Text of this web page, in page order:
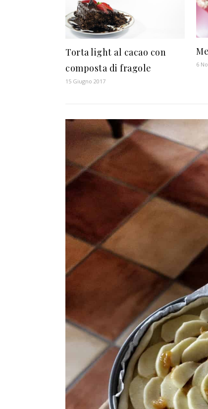
Torta light al cacao con
composta di fragole
15 Giugno 2017
6